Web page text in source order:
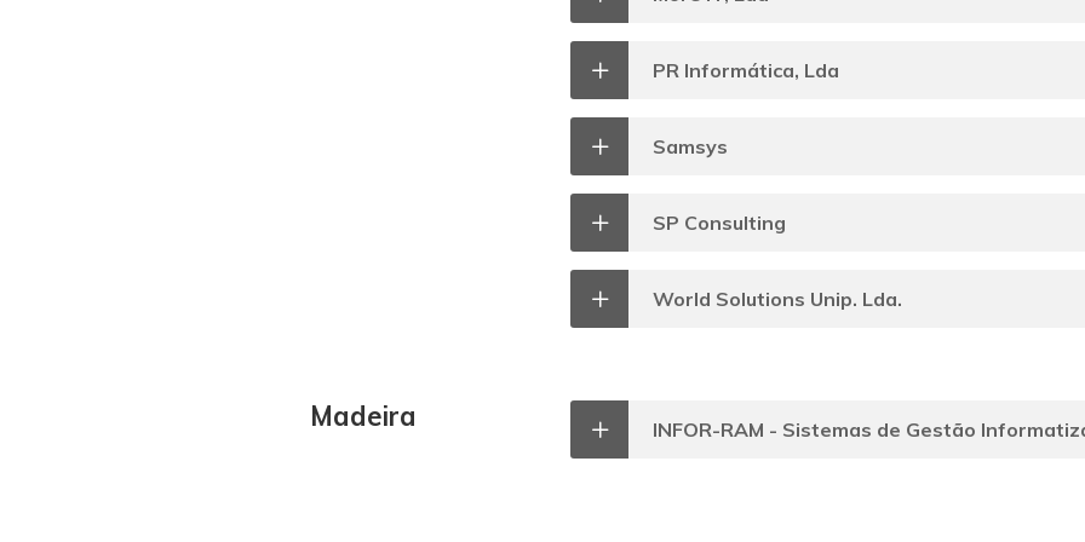
PR Informática, Lda
Samsys
SP Consulting
World Solutions Unip. Lda.
Madeira INFOR-RAM - Sistemas de Gestão